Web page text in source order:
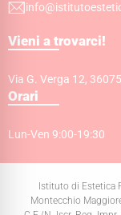
Vieni a trovarci!
Via G. Verga 12,
Orari
Lun-Ven 9:00-19:30
Istituto di Estetica
Montecchio